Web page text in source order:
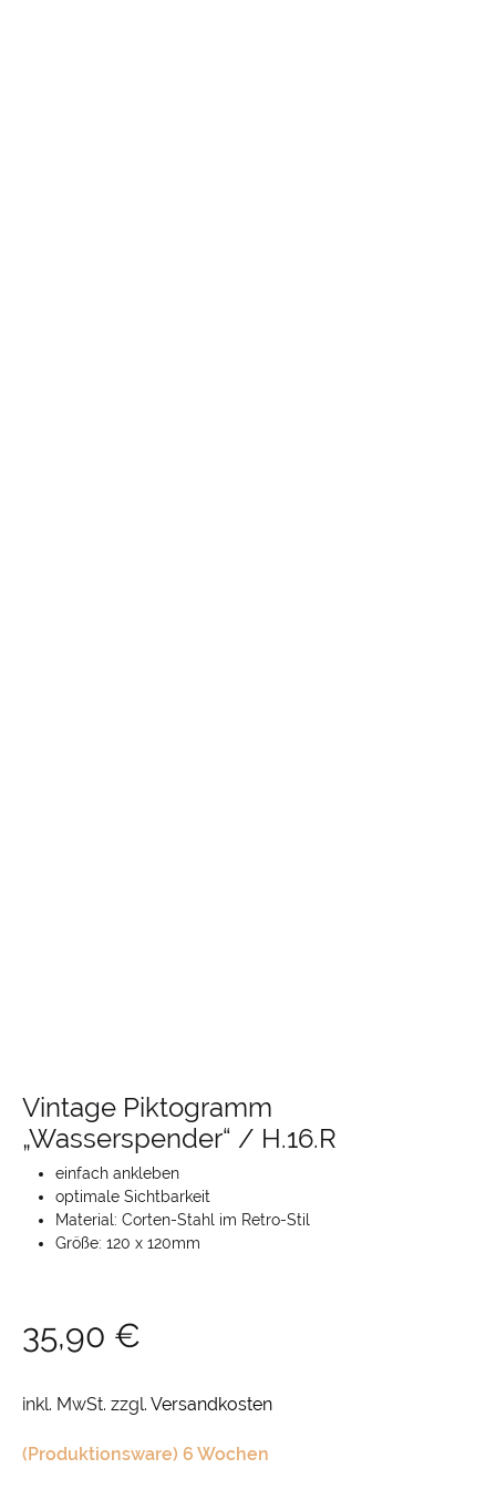
Vintage Piktogramm
„Wasserspender“ / H.16.R
einfach ankleben
optimale Sichtbarkeit
Material: Corten-Stahl im Retro-Stil
Größe: 120 x 120mm
35,90 €
inkl. MwSt. zzgl. Versandkosten
(Produktionsware) 6 Wochen